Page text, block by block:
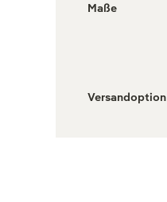
Maße
Versandoption